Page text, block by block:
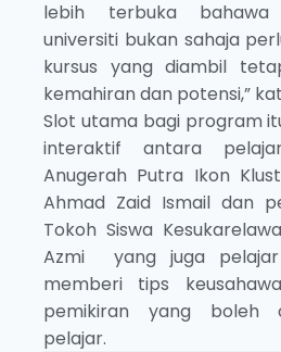
lebih terbuka
universiti bukan sahaja
kursus yang diambil
kemahiran dan potensi,”
Slot utama bagi program
interaktif antara
Anugerah Putra Ikon
Ahmad Zaid Ismail dan
Tokoh Siswa
Azmi yang juga
memberi tips
pemikiran yang boleh
pelajar.